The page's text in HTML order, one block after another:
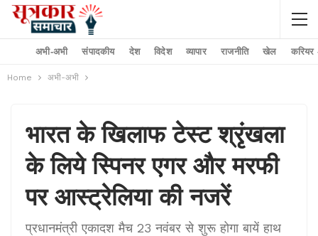
अभी-अभी संपादकीय देश विदेश व्यापार राजनीति खेल करियर
Home अभी-अभी
भारत के खिलाफ टेस्ट श्रृंखला
के लिये स्पिनर एगर और मरफी
पर आस्ट्रेलिया की नजरें
प्रधानमंत्री एकादश मैच 23 नवंबर से शुरू होगा बायें हाथ